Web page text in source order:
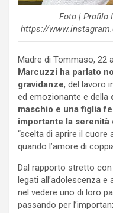
Foto | Profilo
https://
Madre di Tommaso, 22
Marcuzzi ha parlato
gravidanze, del lavoro
ed emozionante e della
maschio e una figlia
importante la serenità
“scelta di aprire il cuore
quando l’amore di
Dal rapporto stretto
legati all’adolescenza
nel vedere uno di loro
passando per